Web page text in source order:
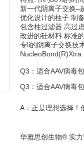
新一代阴离子交换–
优化设计的柱子:制
包含柱过滤器:高过
改进的硅材料:标准
专li的阴离子交换技
Q3：适合AAV病毒
Q3：适合AAV病毒
A：正是理想选择！
华雅思创生物® 实